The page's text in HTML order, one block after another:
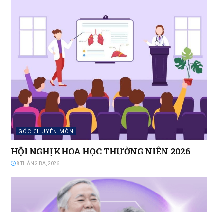
GÓC CHUYÊN MÔN
HỘI NGHỊ KHOA HỌC THƯỜNG NIÊN 2026
8 THÁNG BA, 2026